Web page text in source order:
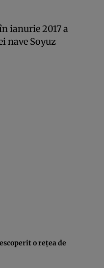
ianurie 2017 a
nave Soyuz
o reţea de